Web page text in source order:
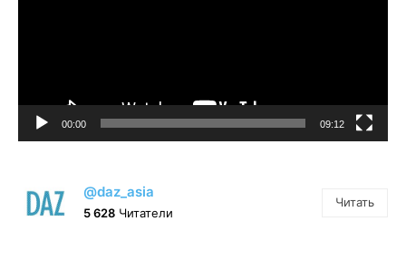
00:00 09:12
@daz_asia
5 628 Читатели
Читать